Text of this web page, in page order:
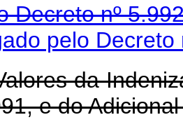
Decreto nº
pelo Decreto
da
e do